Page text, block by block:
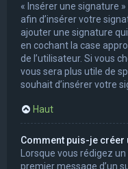
« Insérer une signature
afin d’insérer votre
ajouter une signature
en cochant la case
de l’utilisateur. Si vous
vous sera plus utile de
souhait d’insérer votre
Haut
Comment puis-je créer
Lorsque vous rédigez
premier message d’un